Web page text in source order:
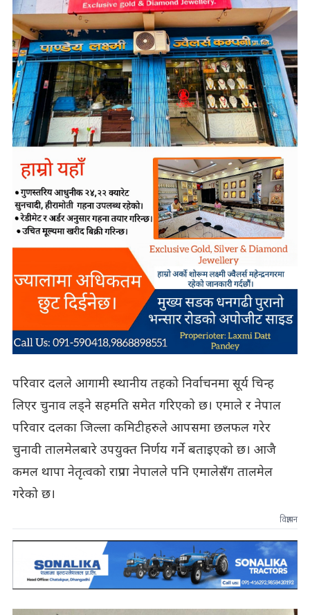
परिवार दलले आगामी स्थानीय तहको निर्वाचनमा सूर्य चिन्ह
लिएर चुनाव लड्ने सहमति समेत गरिएको छ। एमाले र नेपाल
परिवार दलका जिल्ला कमिटीहरुले आपसमा छलफल गरेर
चुनावी तालमेलबारे उपयुक्त निर्णय गर्ने बताइएको छ। आजै
कमल थापा नेतृत्वको राप्रपा नेपालले पनि एमालेसँग तालमेल
गरेको छ।
विज्ञापन